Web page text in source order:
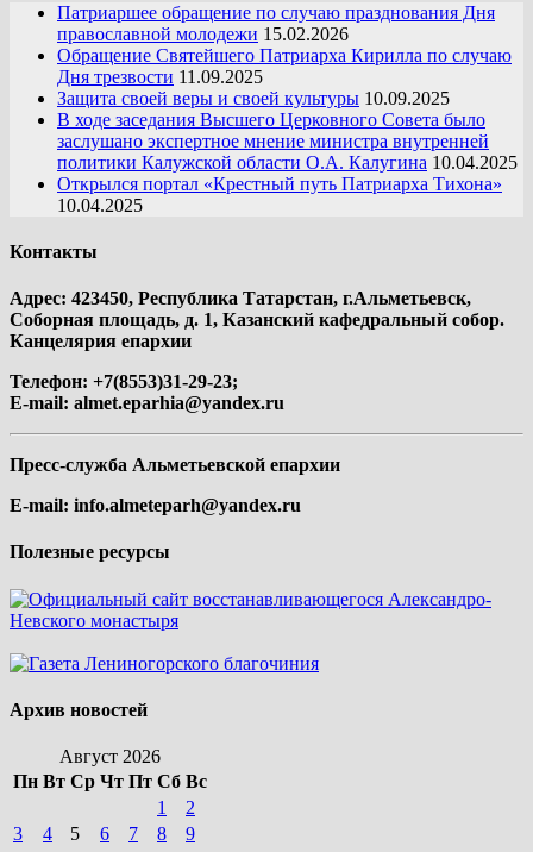
Патриаршее обращение по случаю празднования Дня
православной молодежи 15.02.2026
Обращение Святейшего Патриарха Кирилла по случаю
Дня трезвости 11.09.2025
Защита своей веры и своей культуры 10.09.2025
В ходе заседания Высшего Церковного Совета было
заслушано экспертное мнение министра внутренней
политики Калужской области О.А. Калугина 10.04.2025
Открылся портал «Крестный путь Патриарха Тихона»
10.04.2025
Контакты
Адрес: 423450, Республика Татарстан, г.Альметьевск,
Соборная площадь, д. 1, Казанский кафедральный собор.
Канцелярия епархии
Телефон: +7(8553)31-29-23;
E-mail: almet.eparhia@yandex.ru
Пресс-служба Альметьевской епархии
E-mail: info.almeteparh@yandex.ru
Полезные ресурсы
Архив новостей
Август 2026
Пн Вт Ср Чт Пт Сб Вс
1
2
3
4 5 6 7 8
9